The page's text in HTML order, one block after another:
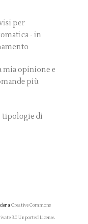
per
- in
mia opinione e
più
tipologie di
aCreative Commons
3.0 Unported License.